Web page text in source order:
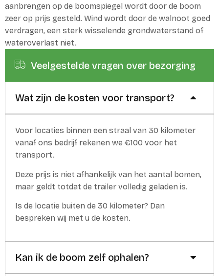
aanbrengen op de boomspiegel wordt door de boom
zeer op prijs gesteld. Wind wordt door de walnoot goed
verdragen, een sterk wisselende grondwaterstand of
wateroverlast niet.
Veelgestelde vragen over bezorging
Wat zijn de kosten voor transport?
Voor locaties binnen een straal van 30 kilometer
vanaf ons bedrijf rekenen we €100 voor het
transport.
Deze prijs is niet afhankelijk van het aantal bomen,
maar geldt totdat de trailer volledig geladen is.
Is de locatie buiten de 30 kilometer? Dan
bespreken wij met u de kosten.
Kan ik de boom zelf ophalen?